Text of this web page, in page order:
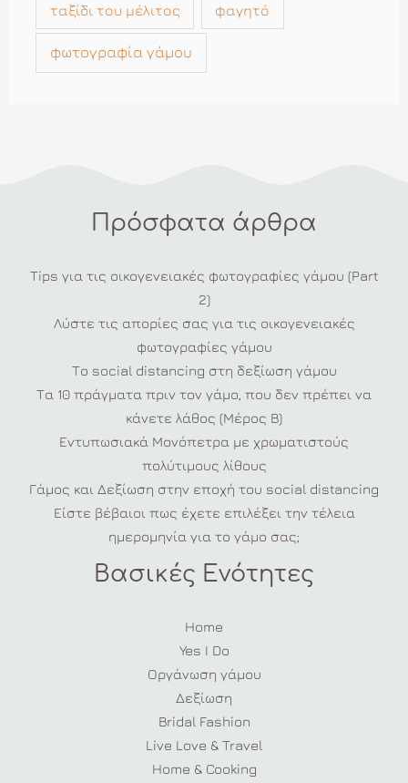
ταξίδι του μέλιτος φαγητό
φωτογραφία γάμου
Πρόσφατα άρθρα
Tips για τις οικογενειακές φωτογραφίες γάμου (Part
2)
Λύστε τις απορίες σας για τις οικογενειακές
φωτογραφίες γάμου
Το social distancing στη δεξίωση γάμου
Τα 10 πράγματα πριν τον γάμο, που δεν πρέπει να
κάνετε λάθος (Μέρος Β)
Εντυπωσιακά Μονόπετρα με χρωματιστούς
πολύτιμους λίθους
Γάμος και Δεξίωση στην εποχή του social distancing
Είστε βέβαιοι πως έχετε επιλέξει την τέλεια
ημερομηνία για το γάμο σας;
Βασικές Ενότητες
Home
Yes I Do
Οργάνωση γάμου
Δεξίωση
Bridal Fashion
Live Love & Travel
Home & Cooking